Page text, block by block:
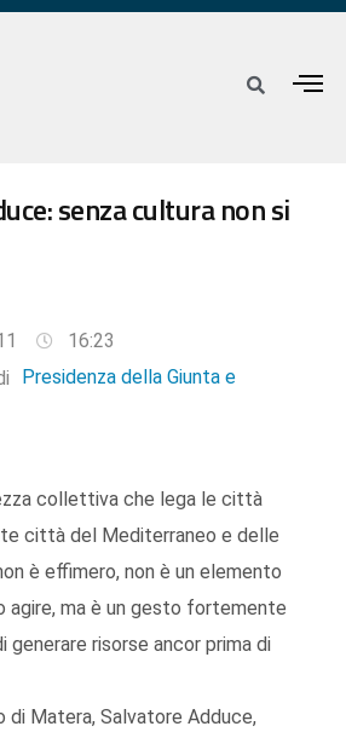
senza cultura non si
16:23
Presidenza della Giunta e
collettiva che lega le città
città del Mediterraneo e delle
è effimero, non è un elemento
agire, ma è un gesto fortemente
generare risorse ancor prima di
di Matera, Salvatore Adduce,